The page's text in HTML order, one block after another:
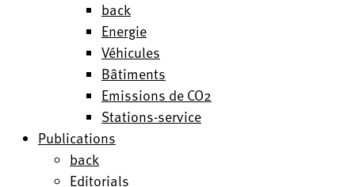
back
Energie
Véhicules
Bâtiments
Emissions de CO2
Stations-service
Publications
back
Editorials